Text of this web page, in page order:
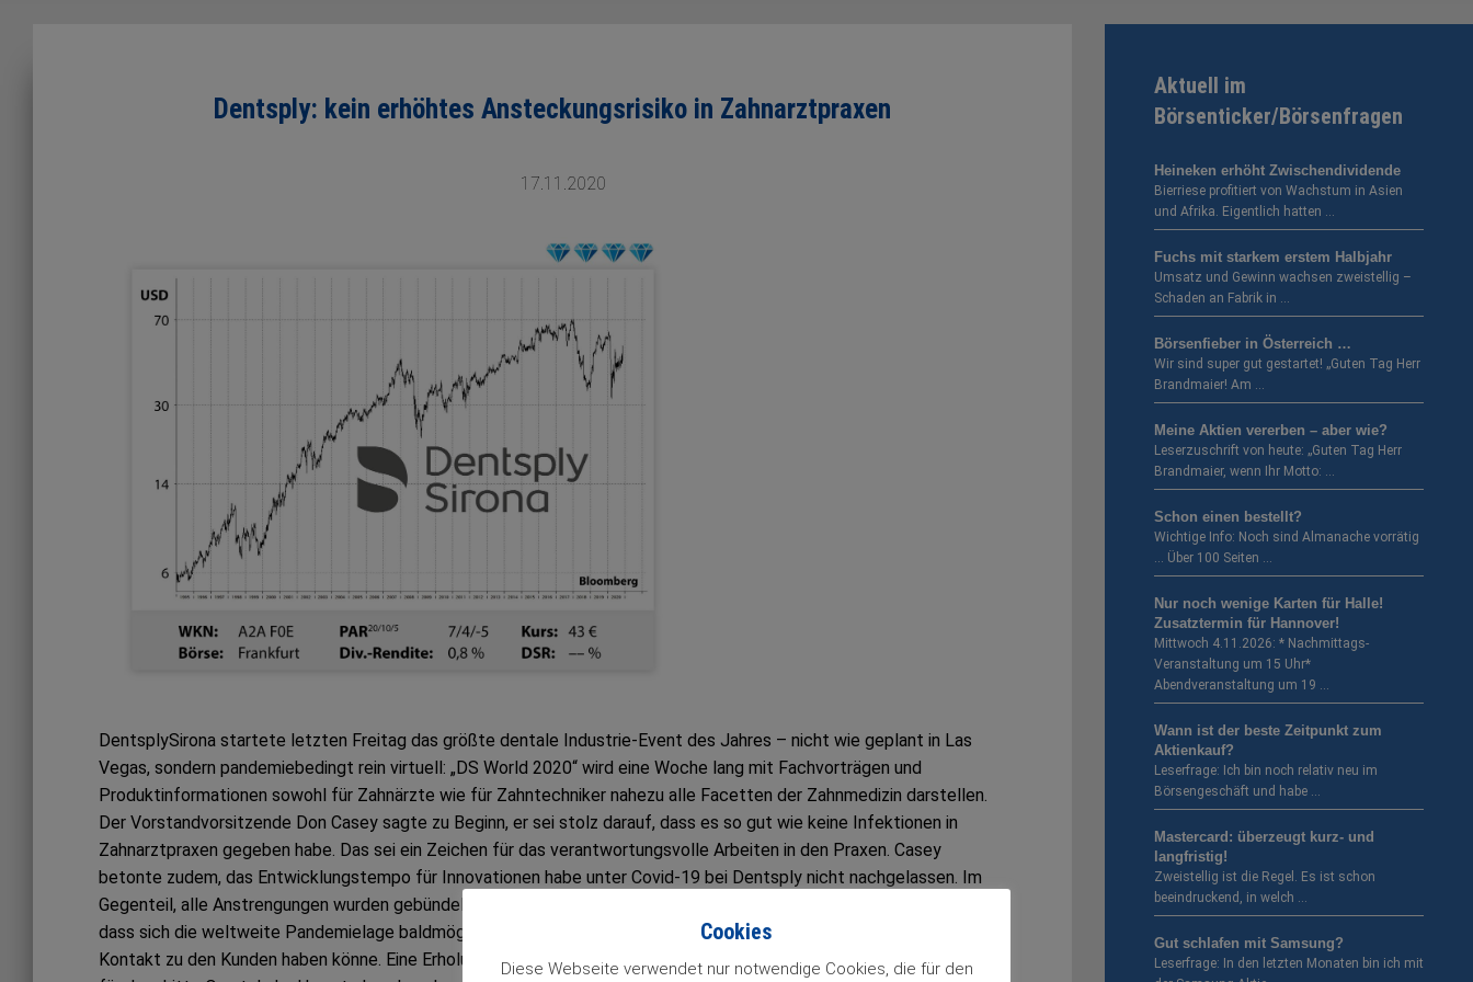
Dentsply: kein erhöhtes Ansteckungsrisiko in Zahnarztpraxen
17.11.2020
DentsplySirona startete letzten Freitag das größte dentale Industrie-Event des Jahres – nicht wie geplant in Las
Vegas, sondern pandemiebedingt rein virtuell: „DS World 2020“ wird eine Woche lang mit Fachvorträgen und
Produktinformationen sowohl für Zahnärzte wie für Zahntechniker nahezu alle Facetten der Zahnmedizin darstellen.
Der Vorstandvorsitzende Don Casey sagte zu Beginn, er sei stolz darauf, dass es so gut wie keine Infektionen in
Zahnarztpraxen gegeben habe. Das sei ein Zeichen für das verantwortungsvolle Arbeiten in den Praxen. Casey
betonte zudem, das Entwicklungstempo für Innovationen habe unter Covid-19 bei Dentsply nicht nachgelassen. Im
Gegenteil, alle Anstrengungen wurden gebündelt, um die Marktführerschaft auch weiter zu behalten. Er hoffe sehr,
dass sich die weltweite Pandemielage baldmöglichst entspanne und man wieder engeren und vor allem persönlichen
Kontakt zu den Kunden haben könne. Eine Erholung der globalen Dentalmärkte zeigte sich zwar bei den Ergebnissen
Aktuell im
Börsenticker/Börsenfragen
Heineken erhöht Zwischendividende
Bierriese profitiert von Wachstum in Asien
und Afrika. Eigentlich hatten …
Fuchs mit starkem erstem Halbjahr
Umsatz und Gewinn wachsen zweistellig –
Schaden an Fabrik in …
Börsenfieber in Österreich …
Wir sind super gut gestartet! „Guten Tag Herr
Brandmaier! Am …
Meine Aktien vererben – aber wie?
Leserzuschrift von heute: „Guten Tag Herr
Brandmaier, wenn Ihr Motto: …
Schon einen bestellt?
Wichtige Info: Noch sind Almanache vorrätig
… Über 100 Seiten …
Nur noch wenige Karten für Halle!
Zusatztermin für Hannover!
Mittwoch 4.11.2026: * Nachmittags-
Veranstaltung um 15 Uhr*
Abendveranstaltung um 19 …
Wann ist der beste Zeitpunkt zum
Aktienkauf?
Leserfrage: Ich bin noch relativ neu im
Börsengeschäft und habe …
Mastercard: überzeugt kurz- und
langfristig!
Zweistellig ist die Regel. Es ist schon
beeindruckend, in welch …
Gut schlafen mit Samsung?
Leserfrage: In den letzten Monaten bin ich mit
Cookies
Diese Webseite verwendet nur notwendige Cookies, die für den